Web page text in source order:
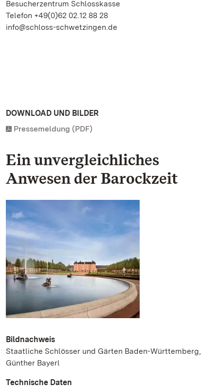
Besucherzentrum Schlosskasse
Telefon +49(0)62 02.12 88 28
info@schloss-schwetzingen.de
DOWNLOAD UND BILDER
Pressemeldung (PDF)
Ein unvergleichliches
Anwesen der Barockzeit
Bildnachweis
Staatliche Schlösser und Gärten Baden-Württemberg,
Günther Bayerl
Technische Daten